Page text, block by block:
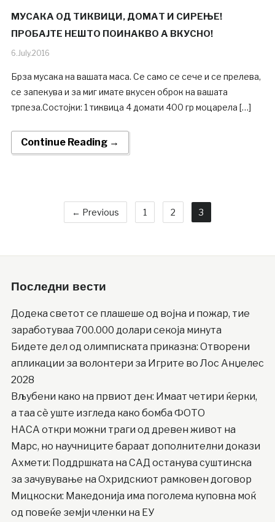
МУСАКА ОД ТИКВИЦИ, ДОМАТ И СИРЕЊЕ!
ПРОБАЈТЕ НЕШТО ПОИНАКВО А ВКУСНО!
6.July.2016
Брза мусака на вашата маса. Се само се сече и се прелева,
се запекува и за миг имате вкусен оброк на вашата
трпеза.Состојки: 1 тиквица 4 домати 400 гр моцарела […]
Continue Reading →
← Previous 1 2 3
Последни вести
Додека светот се плашеше од војна и пожар, тие
заработуваа 700.000 долари секоја минута
Бидете дел од олимписката приказна: Отворени
апликации за волонтери за Игрите во Лос Анџелес
2028
Вљубени како на првиот ден: Имаат четири ќерки,
а таа сè уште изгледа како бомба ФОТО
НАСА откри можни траги од древен живот на
Марс, но научниците бараат дополнителни докази
Ахмети: Поддршката на САД останува суштинска
за зачувување на Охридскиот рамковен договор
Мицкоски: Македонија има поголема куповна моќ
од повеќе земји членки на ЕУ